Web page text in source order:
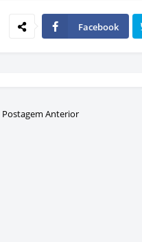
Facebook
Postagem Anterior